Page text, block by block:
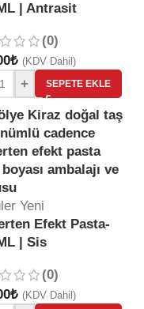
| Antrasit
(0)
₺ (KDV Dahil)
+ SEPETE EKLE
Yeni
Efekt Pasta-
| Sis
(0)
₺ (KDV Dahil)